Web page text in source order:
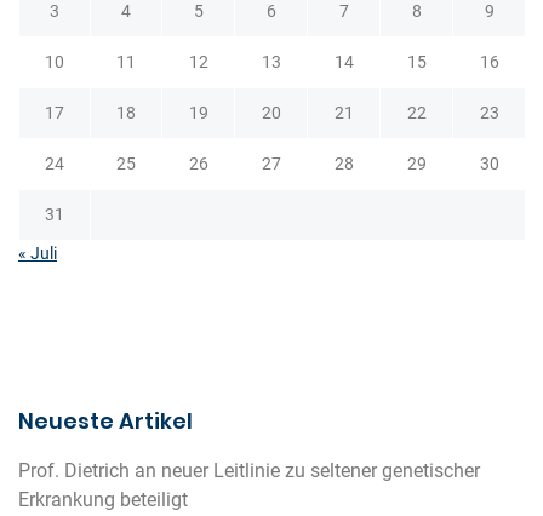
3 4 5 6 7 8 9
10 11 12 13 14 15 16
17 18 19 20 21 22 23
24 25 26 27 28 29 30
31
« Juli
Neueste Artikel
Prof. Dietrich an neuer Leitlinie zu seltener genetischer
Erkrankung beteiligt